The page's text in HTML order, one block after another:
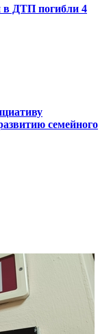
в ДТП погибли 4
семейного